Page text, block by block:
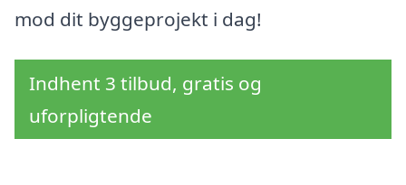
mod dit byggeprojekt i dag!
Indhent 3 tilbud, gratis og
uforpligtende